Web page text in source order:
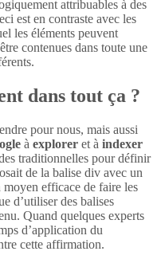
attribuables à des
est en contraste avec les
les éléments peuvent
contenues dans toute une
dans tout ça ?
pour nous, mais aussi
à explorer et à indexer
traditionnelles pour définir
de la balise div avec un
efficace de faire les
d’utiliser des balises
Quand quelques experts
d’application du
cette affirmation.